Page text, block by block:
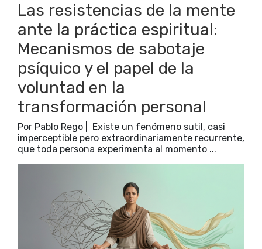
Las resistencias de la mente
ante la práctica espiritual:
Mecanismos de sabotaje
psíquico y el papel de la
voluntad en la
transformación personal
Por Pablo Rego | Existe un fenómeno sutil, casi
imperceptible pero extraordinariamente recurrente,
que toda persona experimenta al momento ...